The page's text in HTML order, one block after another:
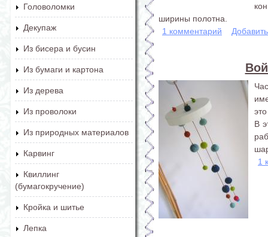
Головоломки
Декупаж
Из бисера и бусин
Из бумаги и картона
Из дерева
Из проволоки
Из природных материалов
Карвинг
Квиллинг
(бумагокручение)
Кройка и шитье
Лепка
ширины полотна.
1 комментарий
В
1